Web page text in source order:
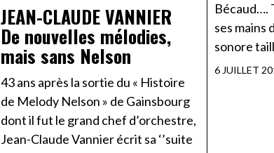
JEAN-CLAUDE VANNIER
De nouvelles mélodies,
mais sans Nelson
43 ans après la sortie du « Histoire
de Melody Nelson » de Gainsbourg
dont il fut le grand chef d’orchestre,
Jean-Claude Vannier écrit sa ‘’suite
Bécaud….
ses mains
sonore
6 JUILLET